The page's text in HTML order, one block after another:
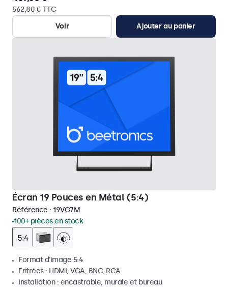
562,80 € TTC
Voir
Ajouter au panier
Écran 19 Pouces en Métal (5:4)
Référence : 19VG7M
100+ pièces en stock
Format d'image 5:4
Entrées : HDMI, VGA, BNC, RCA
Installation : encastrable, murale et bureau